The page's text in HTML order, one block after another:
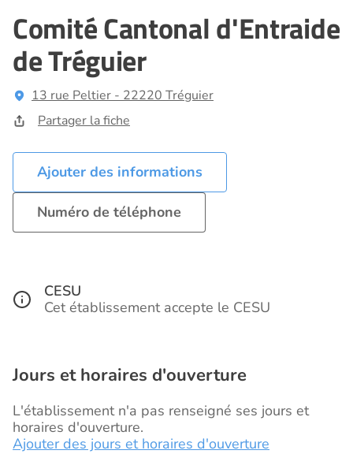
Comité Cantonal d'Entraide
de Tréguier
13 rue Peltier - 22220 Tréguier
Partager la fiche
Ajouter des informations
Numéro de téléphone
CESU
Cet établissement accepte le CESU
Jours et horaires d'ouverture
L'établissement n'a pas renseigné ses jours et
horaires d'ouverture.
Ajouter des jours et horaires d'ouverture